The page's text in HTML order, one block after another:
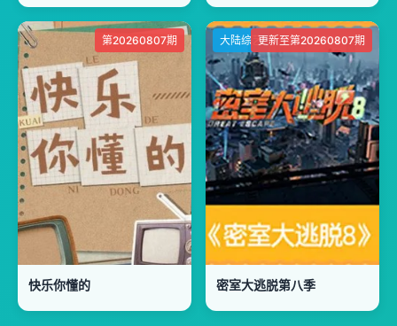
第20260807期
快乐你懂的
大陆综艺更新至第20260807期
密室大逃脱第八季